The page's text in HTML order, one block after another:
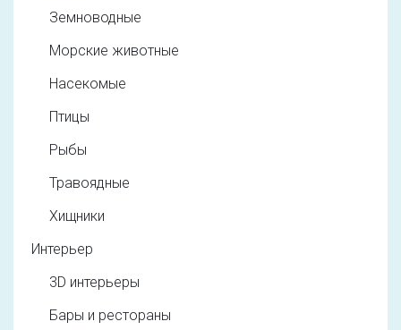
Земноводные
Морские животные
Насекомые
Птицы
Рыбы
Травоядные
Хищники
Интерьер
3D интерьеры
Бары и рестораны